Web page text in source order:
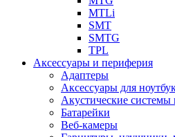
MTLi
SMT
SMTG
TPL
Аксессуары и периферия
Адаптеры
Аксессуары для
Акустические системы
Батарейки
Веб-камеры